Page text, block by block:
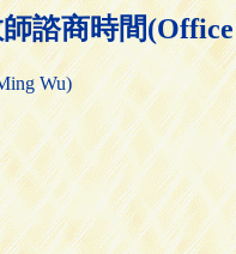
諮商時間
Wu)